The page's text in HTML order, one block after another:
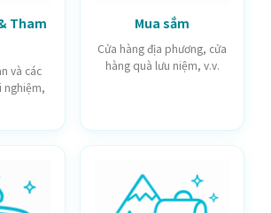
Tham
và các
nghiệm,
Mua sắm
Cửa hàng địa phương, cửa
hàng quà lưu niệm, v.v.